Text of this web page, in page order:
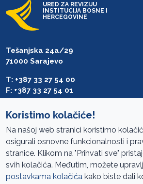
URED ZA REVIZIJU
INSTITUCIJA BOSNE I
HERCEGOVINE
Tešanjska 24a/29
71000 Sarajevo
T: +387 33 27 54 00
F: +387 33 27 54 01
Pristup informacijama
Mapa sajta
Koristimo kolačiće!
Na našoj web stranici koristimo
osigurali osnovne funkcionalnosti i
stranice. Klikom na "Prihvati sve"
svih kolačića. Međutim, možete
postavkama kolačića kako biste dali